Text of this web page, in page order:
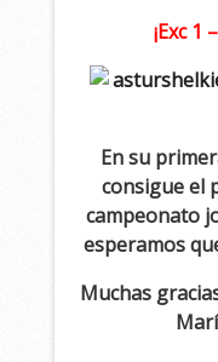
¡Exc 1
En su
consigue el
campeonato
esperamos
Muchas